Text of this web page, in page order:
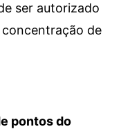
ser autorizado
de
pontos do